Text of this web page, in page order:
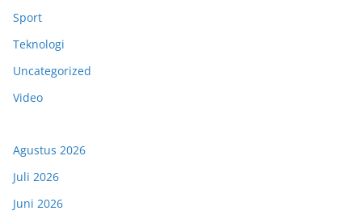
Sport
Teknologi
Uncategorized
Video
Agustus 2026
Juli 2026
Juni 2026